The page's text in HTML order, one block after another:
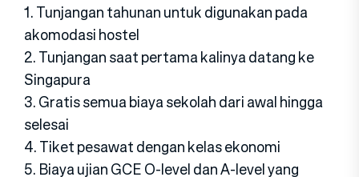
1. Tunjangan tahunan untuk digunakan pada
akomodasi hostel
2. Tunjangan saat pertama kalinya datang ke
Singapura
3. Gratis semua biaya sekolah dari awal hingga
selesai
4. Tiket pesawat dengan kelas ekonomi
5. Biaya ujian GCE O-level dan A-level yang